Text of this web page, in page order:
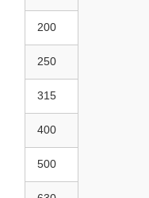
200
250
315
400
500